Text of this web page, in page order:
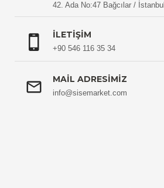
42. Ada No:47 Bağcılar / İstanbul
İLETIŞIM
+90 546 116 35 34
MAIL ADRESIMIZ
info@sisemarket.com